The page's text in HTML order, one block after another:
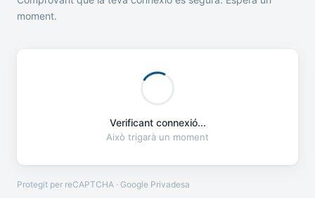
moment.
Verificant connexió...
Això trigarà un moment
Protegit per reCAPTCHA · Google Privadesa